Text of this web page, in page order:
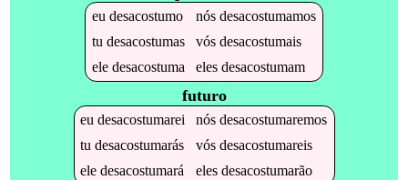
eu desacostumo nós desacostumamos
tu desacostumas vós desacostumais
ele desacostuma eles desacostumam
futuro
eudesacostumarei nósdesacostumaremos
tudesacostumarás vósdesacostumareis
eledesacostumará elesdesacostumarão